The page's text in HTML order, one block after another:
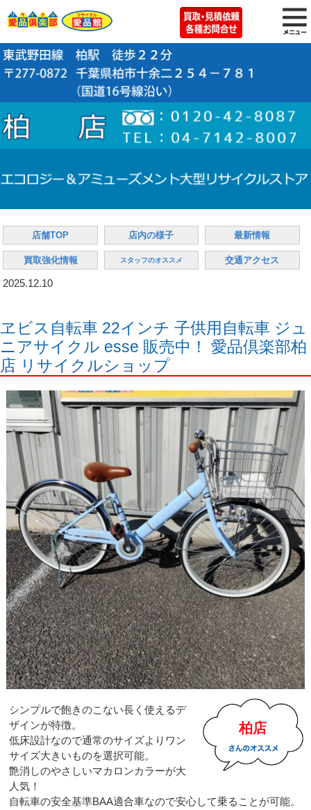
店舗TOP 店内の様子 最新情報
買取強化情報 スタッフのオススメ 交通アクセス
2025.12.10
ヱビス自転車 22インチ 子供用自転車 ジュ
ニアサイクル esse 販売中！ 愛品倶楽部柏
店 リサイクルショップ
柏店
シンプルで飽きのこない長く使えるデ
ザインが特徴。
低床設計なので通常のサイズよりワン
サイズ大きいものを選択可能。
艶消しのやさしいマカロンカラーが大
人気！
自転車の安全基準BAA適合車なので安心して乗ることが可能。